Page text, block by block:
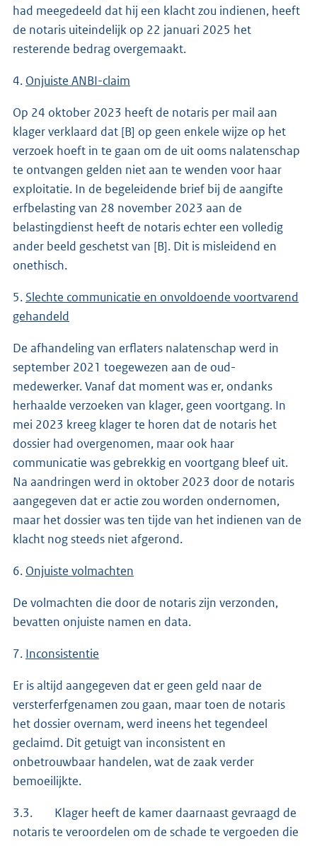
had meegedeeld dat hij een klacht zou indienen, heeft
de notaris uiteindelijk op 22 januari 2025 het
resterende bedrag overgemaakt.
4. Onjuiste ANBI-claim
Op 24 oktober 2023 heeft de notaris per mail aan
klager verklaard dat [B] op geen enkele wijze op het
verzoek hoeft in te gaan om de uit ooms nalatenschap
te ontvangen gelden niet aan te wenden voor haar
exploitatie. In de begeleidende brief bij de aangifte
erfbelasting van 28 november 2023 aan de
belastingdienst heeft de notaris echter een volledig
ander beeld geschetst van [B]. Dit is misleidend en
onethisch.
5. Slechte communicatie en onvoldoende voortvarend
gehandeld
De afhandeling van erflaters nalatenschap werd in
september 2021 toegewezen aan de oud-
medewerker. Vanaf dat moment was er, ondanks
herhaalde verzoeken van klager, geen voortgang. In
mei 2023 kreeg klager te horen dat de notaris het
dossier had overgenomen, maar ook haar
communicatie was gebrekkig en voortgang bleef uit.
Na aandringen werd in oktober 2023 door de notaris
aangegeven dat er actie zou worden ondernomen,
maar het dossier was ten tijde van het indienen van de
klacht nog steeds niet afgerond.
6. Onjuiste volmachten
De volmachten die door de notaris zijn verzonden,
bevatten onjuiste namen en data.
7. Inconsistentie
Er is altijd aangegeven dat er geen geld naar de
versterferfgenamen zou gaan, maar toen de notaris
het dossier overnam, werd ineens het tegendeel
geclaimd. Dit getuigt van inconsistent en
onbetrouwbaar handelen, wat de zaak verder
bemoeilijkte.
3.3. Klager heeft de kamer daarnaast gevraagd de
notaris te veroordelen om de schade te vergoeden die